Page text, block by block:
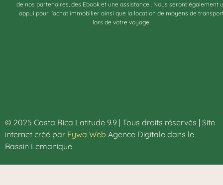
de nos partenaires, des Ebook et une assistance . Nous seront également
appui pour l’achat immobilier ainsi que la location de moyens de
lors de votre voyage.
© 2025 Costa Rica Latitude 9.9 | Tous droits réservés | Site
internet créé par Eywa Web Agence Digitale dans le
Bassin Lemanique